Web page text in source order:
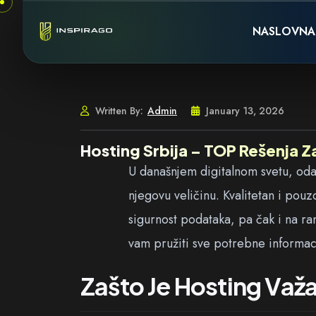
Skip to content
NASLOVNA
Written By: Admin January 13, 2026
Hosting Srbija – TOP Rešenja
U današnjem digitalnom svetu,
njegovu veličinu. Kvalitetan i
sigurnost podataka, pa čak i na
vam pružiti sve potrebne
Zašto Je Hosting